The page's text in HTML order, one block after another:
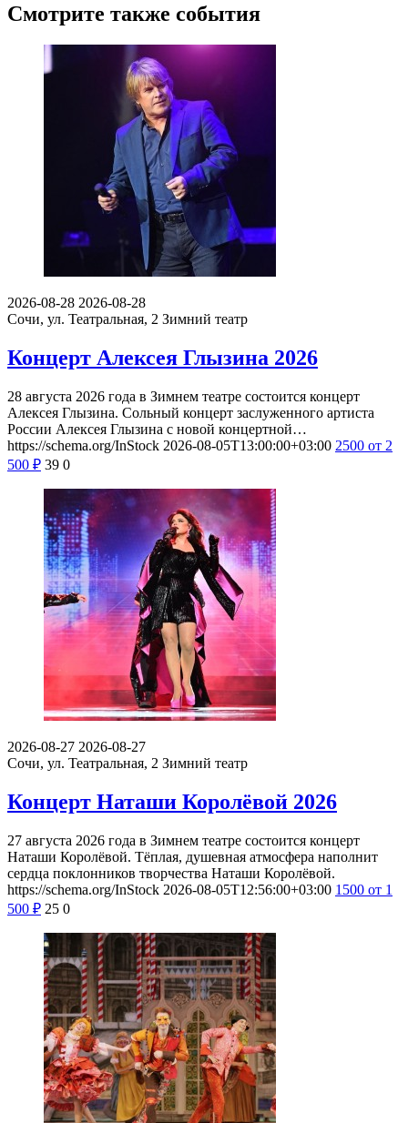
Смотрите также события
2026-08-28 2026-08-28
Сочи, ул. Театральная, 2 Зимний театр
Концерт Алексея Глызина 2026
28 августа 2026 года в Зимнем театре состоится концерт
Алексея Глызина. Сольный концерт заслуженного артиста
России Алексея Глызина с новой концертной…
https://schema.org/InStock 2026-08-05T13:00:00+03:00 2500 от 2
500 ₽ 39 0
2026-08-27 2026-08-27
Сочи, ул. Театральная, 2 Зимний театр
Концерт Наташи Королёвой 2026
27 августа 2026 года в Зимнем театре состоится концерт
Наташи Королёвой. Тёплая, душевная атмосфера наполнит
сердца поклонников творчества Наташи Королёвой.
https://schema.org/InStock 2026-08-05T12:56:00+03:00 1500 от 1
500 ₽ 25 0